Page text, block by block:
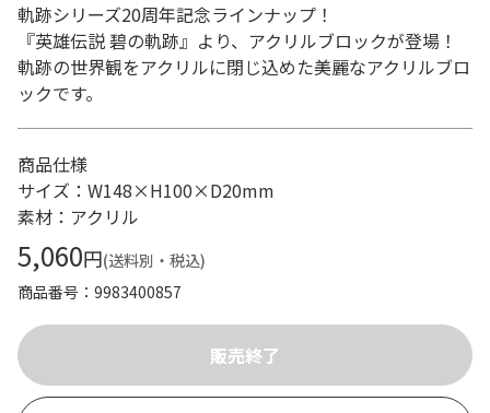
軌跡シリーズ20周年記念ラインナップ！
『英雄伝説 碧の軌跡』より、アクリルブロックが登場！
軌跡の世界観をアクリルに閉じ込めた美麗なアクリルブロ
ックです。
商品仕様
サイズ：W148×H100×D20mm
素材：アクリル
5,060円(送料別・税込)
商品番号
9983400857